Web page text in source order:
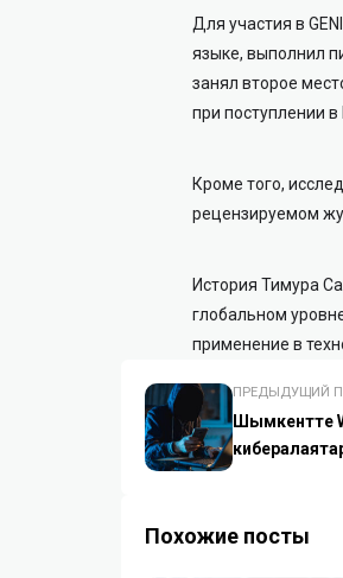
Для участия в
языке, выполнил
занял второе
при поступлении
Кроме того,
рецензируемом
История Тимура
глобальном
применение в
ПРЕДЫДУЩИЙ
Шымкентте
Похожие посты